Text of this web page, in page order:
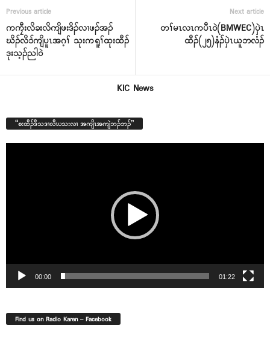
Previous article
ကကၠီးလိခးလိကျိဖးဒိၣ်လၢဖၣ်အၣ်
ဃိၣ်လိၥ်ကျိပူၤအဂ့ၢ် သုးကရူၢ်ထုးထီၣ်
ဒုးသ့ၣ်ညါဝဲ
Next article
တၢ်မၤလၤကပီၤဝဲ(BMWEC)ပှဲၤ
ထီၣ်(၂၅)နံၣ်ပှဲၤယူဘလံၣ်
KIC News
“စးထီၣ်ဒီသဒၢလီၤပသးလၢ အကျိၤအကျဲဘၣ်ဘၣ်”
00:00 01:22
Find us on Radio Karen – Facebook